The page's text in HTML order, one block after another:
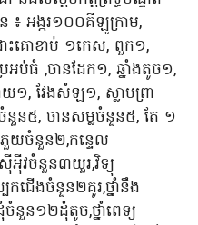
៖ អង្ករ១០០គីឡូក្រាម,
គោខាប់ ១កេស, ពួក១,
ប់ធំ ,ចានដែក១, ឆ្នាំងតូច១,
ាយ១, វែងសំឡ១, ស្លាបព្រា
៥, ចានសម្លចំនួន៥, តែ ១
យចំនួន២,កន្ទេល
វចំនួន៣យួរ,វិទ្យុ
កជើងចំនួន២គូរ,ថ្នាំនឹង
ន១២ដុំតូច,ថ្នាំពេទ្យ